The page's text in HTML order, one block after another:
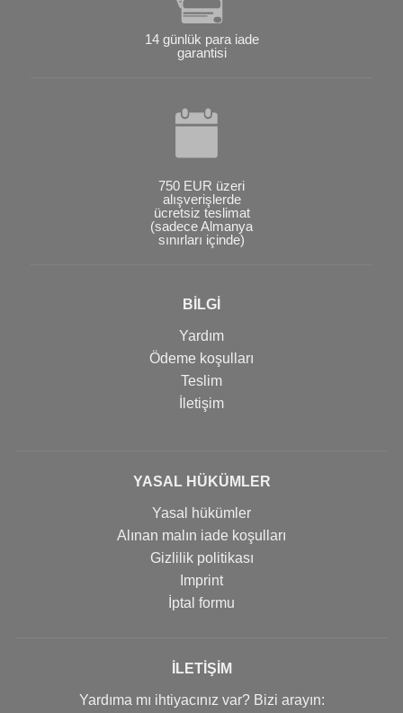
14 günlük para iade
garantisi
750 EUR üzeri
alışverişlerde
ücretsiz teslimat
(sadece Almanya
sınırları içinde)
BİLGİ
Yardım
Ödeme koşulları
Teslim
İletişim
YASAL HÜKÜMLER
Yasal hükümler
Alınan malın iade koşulları
Gizlilik politikası
Imprint
İptal formu
İLETIŞIM
Yardıma mı ihtiyacınız var? Bizi arayın: